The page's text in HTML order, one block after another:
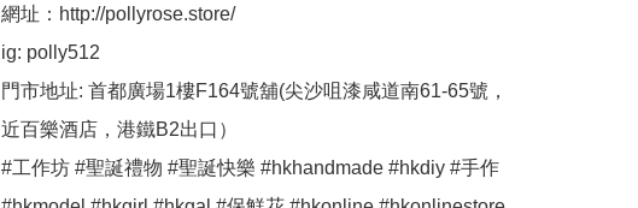
網址：http://pollyrose.store/
ig: polly512
門市地址: 首都廣場1樓F164號舖(尖沙咀漆咸道南61-65號，
近百樂酒店，港鐵B2出口）
#工作坊 #聖誕禮物 #聖誕快樂 #hkhandmade #hkdiy #手作